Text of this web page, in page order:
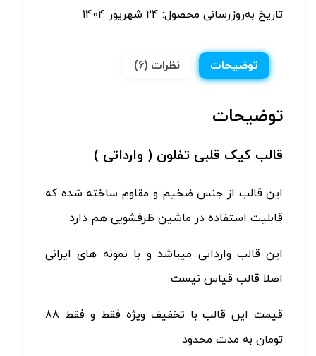
تاریخ به‌روزرسانی محصول: 24 شهریور 1404
توضیحات نظرات (6)
توضیحات
قالب کیک قلبی تفلون ( وارداتی )
این قالب از جنس ضخیم و مقاوم ساخته شده که
قابلیت استفاده در ماشین ظرفشویی هم دارد
این قالب وارداتی میباشد و با نمونه های ایرانی
اصلا قالب قیاس نیست
قیمت این قالب با تخفیف ویژه فقط و فقط 88
تومان به مدت محدود